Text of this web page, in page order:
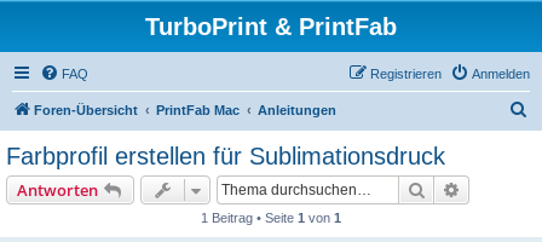
TurboPrint & PrintFab
FAQ Anmelden
Registrieren
Foren-Übersicht PrintFab Mac Anleitungen
Farbprofil erstellen für Sublimationsdruck
Antworten Suche
1 Beitrag • Seite 1 von 1